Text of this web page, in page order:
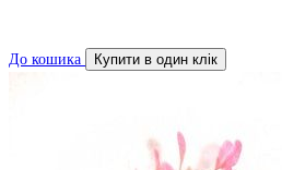
До кошика Купити в один клік